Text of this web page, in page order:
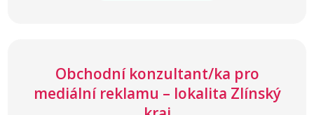
Obchodní konzultant/ka pro
mediální reklamu – lokalita Zlínský